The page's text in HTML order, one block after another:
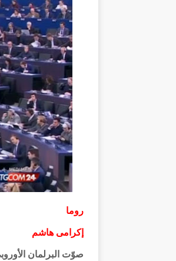
روما
إكرامى هاشم
صوّت البرلمان